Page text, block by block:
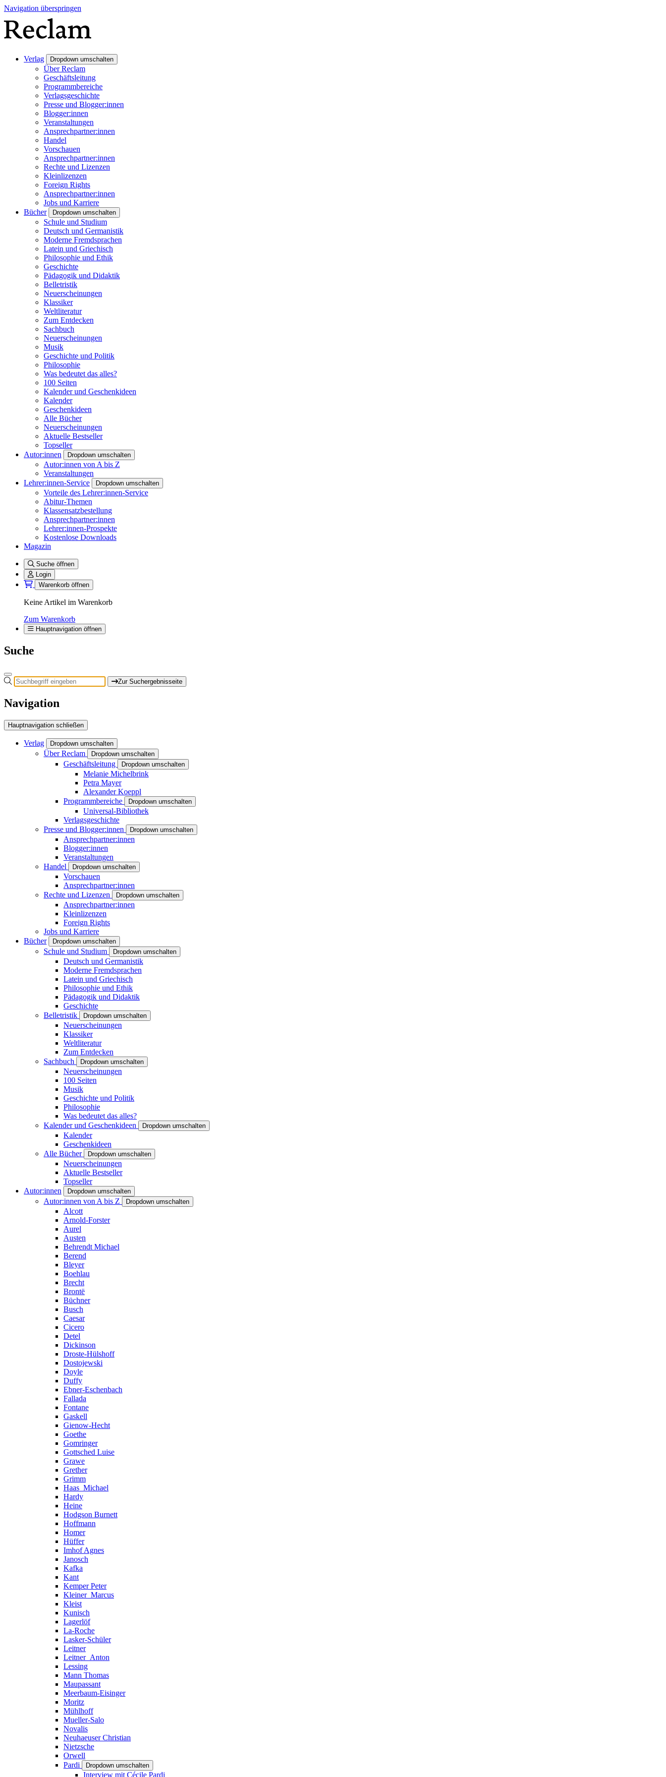
Navigation überspringen
Verlag Dropdown umschalten
Über Reclam
Geschäftsleitung
Programmbereiche
Verlagsgeschichte
Presse und Blogger:innen
Blogger:innen
Veranstaltungen
Ansprechpartner:innen
Handel
Vorschauen
Ansprechpartner:innen
Rechte und Lizenzen
Kleinlizenzen
Foreign Rights
Ansprechpartner:innen
Jobs und Karriere
Bücher
Dropdown umschalten
Schule und Studium
Deutsch und Germanistik
Moderne Fremdsprachen
Latein und Griechisch
Philosophie und Ethik
Geschichte
Pädagogik und Didaktik
Belletristik
Neuerscheinungen
Klassiker
Weltliteratur
Zum Entdecken
Sachbuch
Neuerscheinungen
Musik
Geschichte und Politik
Philosophie
Was bedeutet das alles?
100 Seiten
Kalender und Geschenkideen
Kalender
Geschenkideen
Alle Bücher
Neuerscheinungen
Aktuelle Bestseller
Topseller
Autor:innen
Dropdown umschalten
Autor:innen von A bis Z
Veranstaltungen
Lehrer:innen-Service
Dropdown umschalten
Vorteile des Lehrer:innen-Service
Abitur-Themen
Klassensatzbestellung
Ansprechpartner:innen
Lehrer:innen-Prospekte
Kostenlose Downloads
Magazin
Suche öffnen
Login
Warenkorb öffnen
Keine Artikel im Warenkorb
Zum Warenkorb
Hauptnavigation öffnen
Suche
Zur Suchergebnisseite
Navigation
Hauptnavigation schließen
Verlag Dropdown umschalten
Über Reclam Dropdown umschalten
Geschäftsleitung Dropdown umschalten
Melanie Michelbrink
Petra Mayer
Alexander Koeppl
Programmbereiche
Dropdown umschalten
Universal-Bibliothek
Verlagsgeschichte
Presse und Blogger:innen
Dropdown umschalten
Ansprechpartner:innen
Blogger:innen
Veranstaltungen
Handel
Dropdown umschalten
Vorschauen
Ansprechpartner:innen
Rechte und Lizenzen
Dropdown umschalten
Ansprechpartner:innen
Kleinlizenzen
Foreign Rights
Jobs und Karriere
Bücher
Dropdown umschalten
Schule und Studium Dropdown umschalten
Deutsch und Germanistik
Moderne Fremdsprachen
Latein und Griechisch
Philosophie und Ethik
Pädagogik und Didaktik
Geschichte
Belletristik
Dropdown umschalten
Neuerscheinungen
Klassiker
Weltliteratur
Zum Entdecken
Sachbuch
Dropdown umschalten
Neuerscheinungen
100 Seiten
Musik
Geschichte und Politik
Philosophie
Was bedeutet das alles?
Kalender und Geschenkideen
Dropdown umschalten
Kalender
Geschenkideen
Alle Bücher
Dropdown umschalten
Neuerscheinungen
Aktuelle Bestseller
Topseller
Autor:innen
Dropdown umschalten
Autor:innen von A bis Z Dropdown umschalten
Alcott
Arnold-Forster
Aurel
Austen
Behrendt Michael
Berend
Bleyer
Boehlau
Brecht
Brontë
Büchner
Busch
Caesar
Cicero
Detel
Dickinson
Droste-Hülshoff
Dostojewski
Doyle
Duffy
Ebner-Eschenbach
Fallada
Fontane
Gaskell
Gienow-Hecht
Goethe
Gomringer
Gottsched Luise
Grawe
Grether
Grimm
Haas_Michael
Hardy
Heine
Hodgson Burnett
Hoffmann
Homer
Hüffer
Imhof Agnes
Janosch
Kafka
Kant
Kemper Peter
Kleiner_Marcus
Kleist
Kunisch
Lagerlöf
La-Roche
Lasker-Schüler
Leitner
Leitner_Anton
Lessing
Mann Thomas
Maupassant
Meerbaum-Eisinger
Moritz
Mühlhoff
Mueller-Salo
Novalis
Neuhaeuser Christian
Nietzsche
Orwell
Pardi
Dropdown umschalten
Interview mit Cécile Pardi